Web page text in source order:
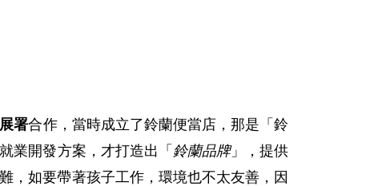
署合作，當時成立了鈴蘭便當店，那是「鈴
業開發方案，才打造出「 鈴蘭品牌」，提供
，如要帶著孩子工作，環境也不太友善，因